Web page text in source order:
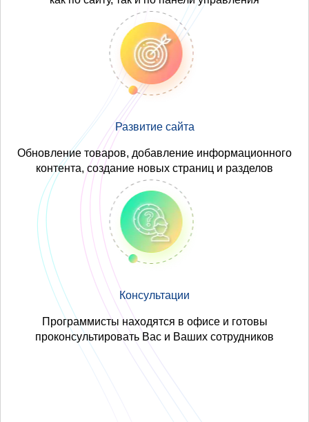
Развитие сайта
Обновление товаров, добавление информационного
контента, создание новых страниц и разделов
Консультации
Программисты находятся в офисе и готовы
проконсультировать Вас и Ваших сотрудников